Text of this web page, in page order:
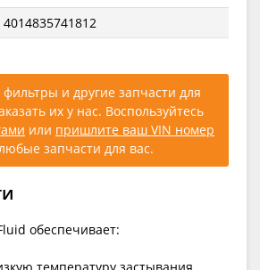
4014835741812
и другие запчасти для
их у нас. Воспользуйтесь
или пришлите ваш VIN номер
запчасти для вас.
обеспечивает: